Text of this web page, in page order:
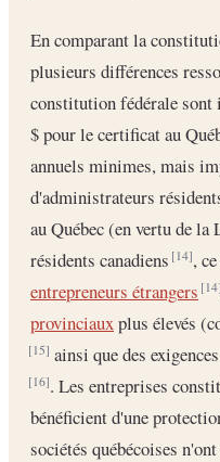
En comparant la
plusieurs différences
constitution fédérale sont
$ pour le certificat au
annuels minimes, mais
d'administrateurs
au Québec (en vertu de la
résidents canadiens[14],
entrepreneurs étrangers [14]
provinciauxplus élevés
[15] ainsi que des
[16]. Les entreprises
bénéficient d'une
sociétés québécoises